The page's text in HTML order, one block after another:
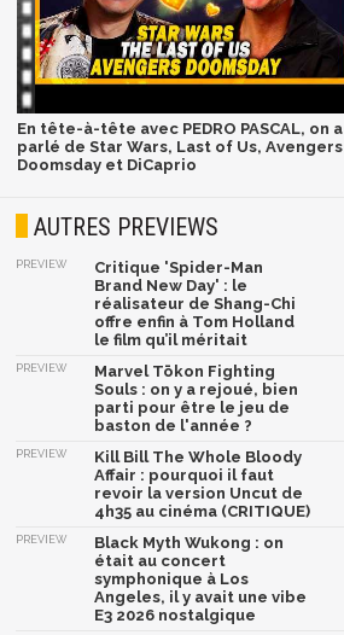
En tête-à-tête avec PEDRO PASCAL, on a
parlé de Star Wars, Last of Us, Avengers
Doomsday et DiCaprio
AUTRES PREVIEWS
PREVIEW
Critique 'Spider-Man
Brand New Day' : le
réalisateur de Shang-Chi
offre enfin à Tom Holland
le film qu’il méritait
PREVIEW
Marvel Tōkon Fighting
Souls : on y a rejoué, bien
parti pour être le jeu de
baston de l'année ?
PREVIEW
Kill Bill The Whole Bloody
Affair : pourquoi il faut
revoir la version Uncut de
4h35 au cinéma (CRITIQUE)
PREVIEW
Black Myth Wukong : on
était au concert
symphonique à Los
Angeles, il y avait une vibe
E3 2026 nostalgique